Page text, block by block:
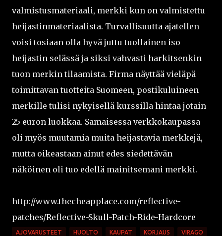
valmistusmateriaali, merkki kun on valmistettu
heijastinmateriaalista. Turvallisuutta ajatellen
voisi tosiaan olla hyvä juttu tuollainen iso
heijastin selässä ja siksi vahvasti harkitsenkin
tuon merkin tilaamista. Firma näyttää vieläpä
toimittavan tuotteita Suomeen, postikuluineen
merkille tulisi nykyisellä kurssilla hintaa jotain
25 euron luokkaa. Samaisessa verkkokaupassa
oli myös muutamia muita heijastavia merkkejä,
mutta oikeastaan ainut edes siedettävän
näköinen oli tuo edellä mainitsemani merkki.
http://www.thecheapplace.com/reflective-
patches/Reflective-Skull-Patch-Ride-Hardcore
AJOVARUSTEET HUOLTO KAUPAT KORJAUS VIRAGO